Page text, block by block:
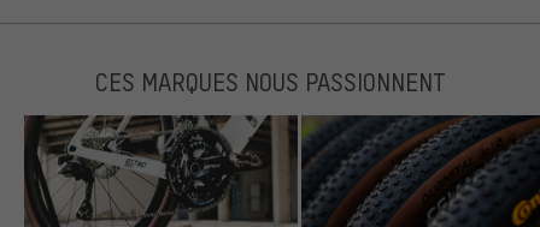
CES MARQUES NOUS PASSIONNENT